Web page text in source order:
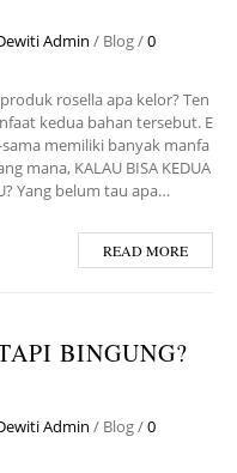
Admin / Blog/0
rosella apa kelor? Ten
kedua bahan tersebut. E
memiliki banyak manfa
mana, KALAU BISA KEDUA
Yang belum tau apa…
READ MORE
BINGUNG?
Admin / Blog/0